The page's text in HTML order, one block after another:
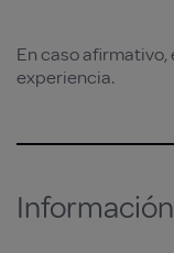
En caso
experiencia.